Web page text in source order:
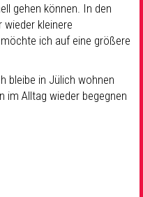
gehen können. In den
kleinere
ich auf eine größere
bleibe in Jülich wohnen
im Alltag wieder begegnen